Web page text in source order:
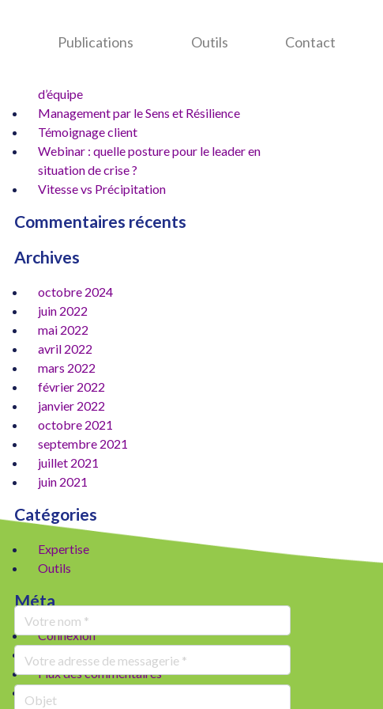
Publications Outils Contact
Articles récents
d’équipe
Management par le Sens et Résilience
Témoignage client
Webinar : quelle posture pour le leader en
situation de crise ?
Vitesse vs Précipitation
Commentaires récents
Archives
octobre 2024
juin 2022
mai 2022
avril 2022
mars 2022
février 2022
janvier 2022
octobre 2021
septembre 2021
juillet 2021
juin 2021
Catégories
Expertise
Outils
Méta
Connexion
Flux des publications
Flux des commentaires